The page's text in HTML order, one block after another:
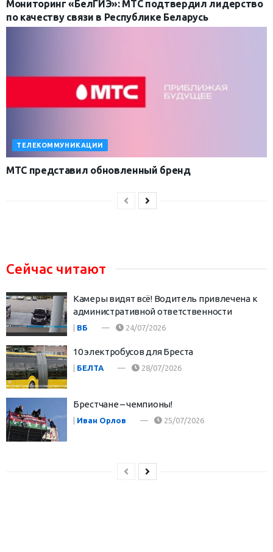
Мониторинг «БелГИЭ»: МТС подтвердил лидерство
по качеству связи в Республике Беларусь
ТЕЛЕКОММУНИКАЦИИ
МТС представил обновленный бренд
Сейчас читают
Камеры видят всё! Водитель привлечена к
административной ответственности
ВБ 24/07/2026
10 электробусов для Бреста
| БЕЛТА 28/07/2026
Брестчане – чемпионы!
Иван Орлов 25/07/2026